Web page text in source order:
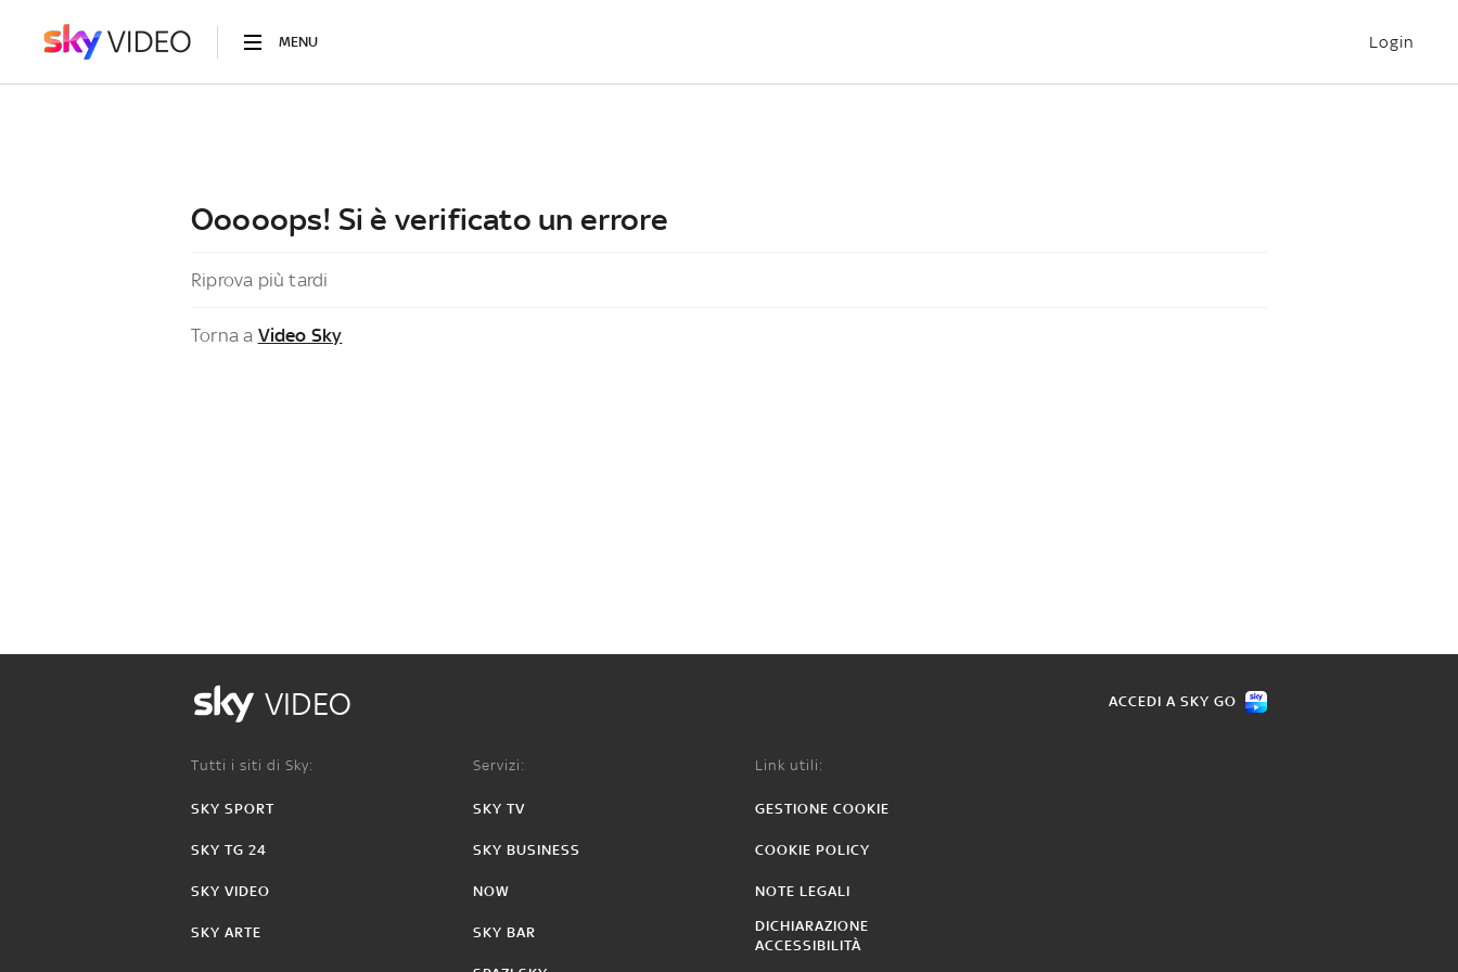
MENU Login
Ooooops! Si è verificato un errore
Riprova più tardi
Torna a Video Sky
VIDEO ACCEDI A SKY GO
Tutti i siti di Sky:
SKY SPORT
SKY TG 24
SKY VIDEO
SKY ARTE
Servizi:
SKY TV
SKY BUSINESS
NOW
SKY BAR
Link utili:
GESTIONE COOKIE
COOKIE POLICY
NOTE LEGALI
DICHIARAZIONE
ACCESSIBILITÀ